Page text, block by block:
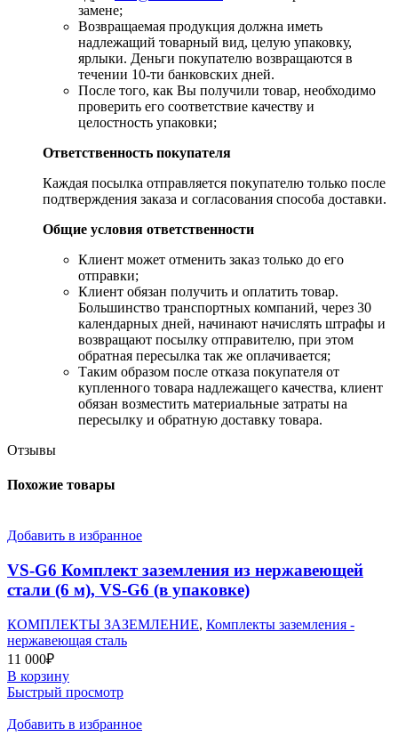
замене;
Возвращаемая продукция должна иметь
надлежащий товарный вид, целую упаковку,
ярлыки. Деньги покупателю возвращаются в
течении 10-ти банковских дней.
​После того, как Вы получили товар, необходимо
проверить его соответствие качеству и
целостность упаковки;
Ответственность покупателя
Каждая посылка отправляется покупателю только после
подтверждения заказа и согласования способа доставки.
Общие условия ответственности
​Клиент может отменить заказ только до его
отправки;
​Клиент обязан получить и оплатить товар.
Большинство транспортных компаний, через 30
календарных дней, начинают начислять штрафы и
возвращают посылку отправителю, при этом
обратная пересылка так же оплачивается;
​Таким образом после отказа покупателя от
купленного товара надлежащего качества, клиент
обязан возместить материальные затраты на
пересылку и обратную доставку товара.
Отзывы
Похожие товары
Добавить в избранное
VS-G6 Комплект заземления из нержавеющей
стали (6 м), VS-G6 (в упаковке)
КОМПЛЕКТЫ ЗАЗЕМЛЕНИЕ, Комплекты заземления -
нержавеющая сталь
11 000₽
В корзину
Быстрый просмотр
Добавить в избранное